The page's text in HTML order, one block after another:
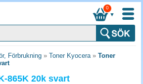
▼
0
Förbrukning » Toner Kyocera» Toner
865K 20k svart